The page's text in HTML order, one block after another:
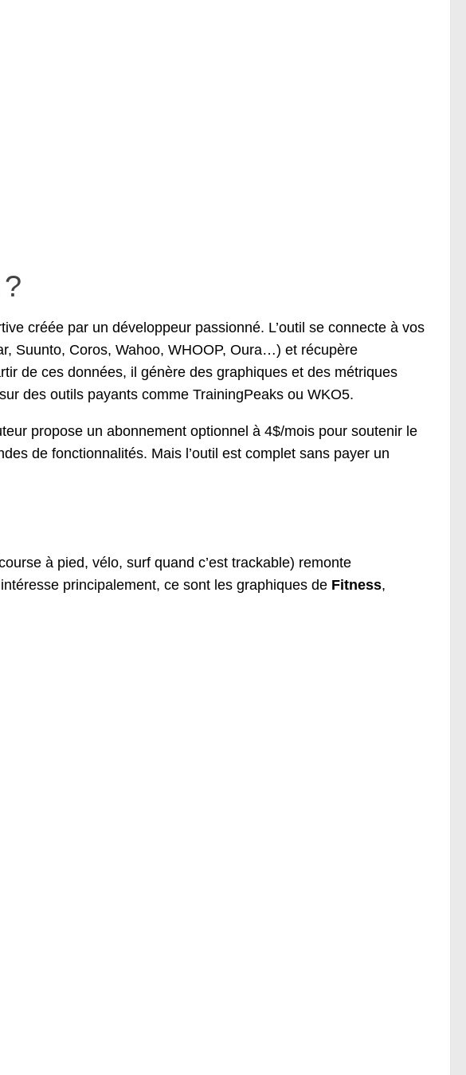
créée par un développeur passionné. L’outil se connecte à vos
Suunto, Coros, Wahoo, WHOOP, Oura…) et récupère
de ces données, il génère des graphiques et des métriques
des outils payants comme TrainingPeaks ou WKO5.
propose un abonnement optionnel à 4$/mois pour soutenir le
de fonctionnalités. Mais l’outil est complet sans payer un
à pied, vélo, surf quand c’est trackable) remonte
principalement, ce sont les graphiques de Fitness,